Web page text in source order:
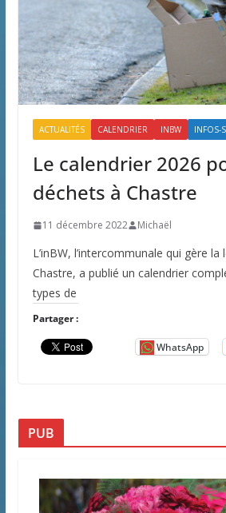
ACTUALITÉS CALENDRIER INBW INFOS-
Le calendrier 2026
déchets à Chastre
11 décembre 2022 Michaël
L’inBW, l’intercommunale qui gère
Chastre, a publié un calendrier
types de
Partager :
WhatsApp
PUB